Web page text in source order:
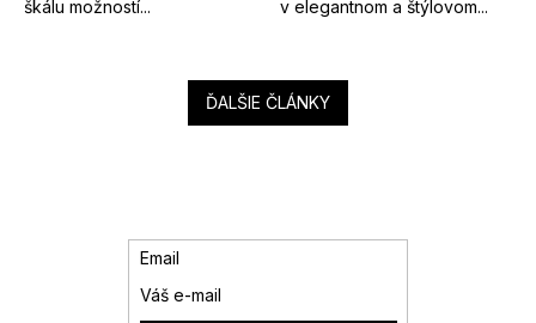
škálu možností... v elegantnom a štýlovom...
ĎALŠIE ČLÁNKY
Email